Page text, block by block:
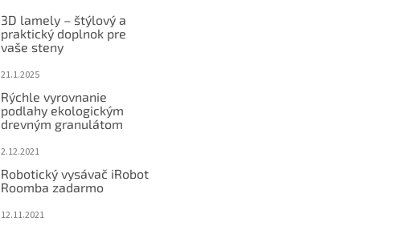
3D lamely – štýlový a
praktický doplnok pre
vaše steny
21.1.2025
Rýchle vyrovnanie
podlahy ekologickým
drevným granulátom
2.12.2021
Robotický vysávač iRobot
Roomba zadarmo
12.11.2021